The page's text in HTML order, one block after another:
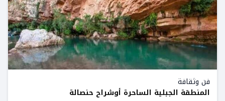
فن وثقافة
المنطقة الجبلية الساحرة أوشراح حنصالة